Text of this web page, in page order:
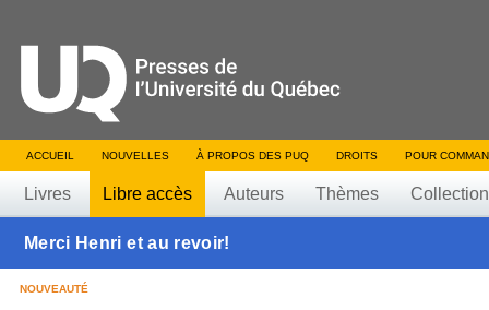
ACCUEIL NOUVELLES À PROPOS DES PUQ DROITS POUR
Livres Libre accès Auteurs Thèmes
Merci Henri et au revoir!
NOUVEAUTÉ